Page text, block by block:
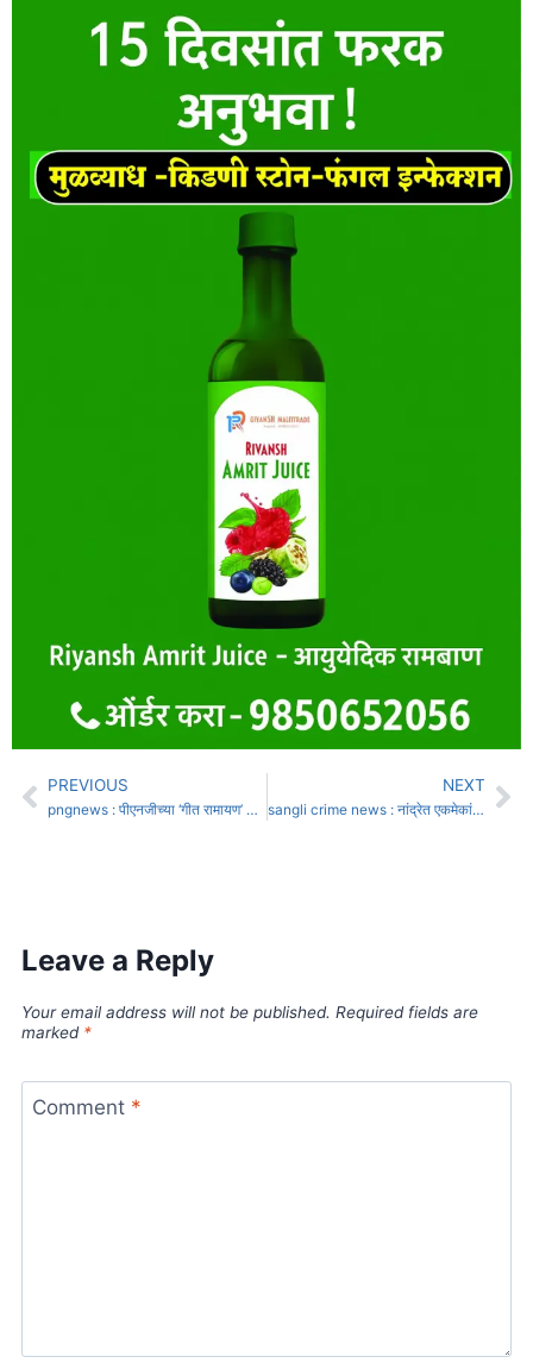
PREVIOUS
pngnews : पीएनजीच्या ‘गीत रामायण’ कार्यक्रमाने रसिक प्रेक्षक भारावले
NEXT
sangli crime news : नांद्रेत एकमेकांकडे बघण्यावरून तरुणास बेदम मारहाण
Leave a Reply
Your email address will not be published. Required fields are
marked *
Comment *